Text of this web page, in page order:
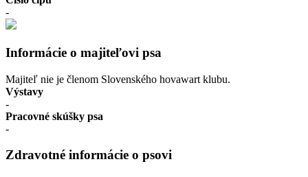
-
Informácie o majiteľovi psa
Majiteľ nie je členom Slovenského hovawart klubu.
Výstavy
-
Pracovné skúšky psa
-
Zdravotné informácie o psovi